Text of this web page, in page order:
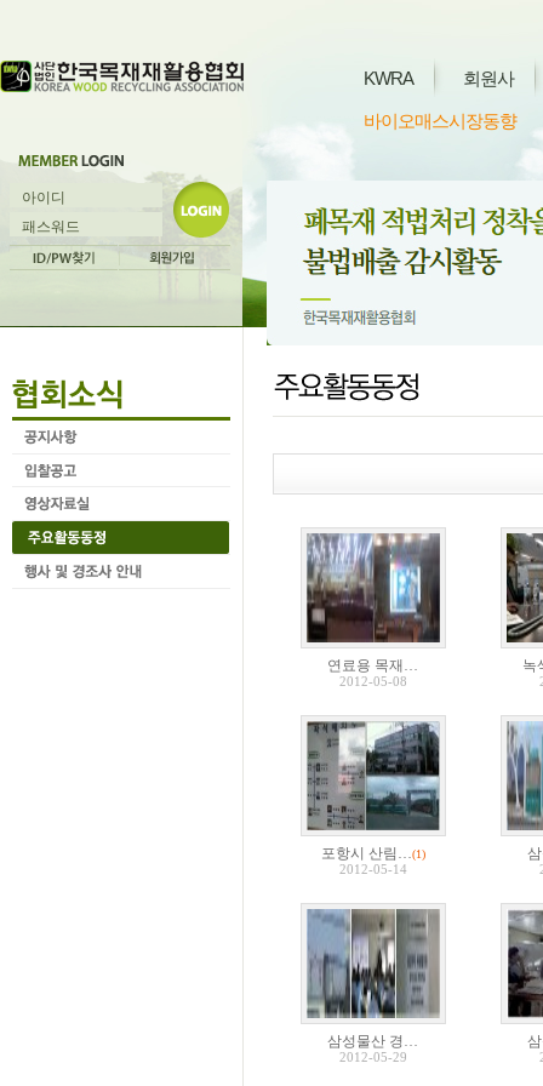
KWRA 회원사
바이오매스시장동향
연료용 목재…
2012-05-08
녹
포항시 산림…(1)
2012-05-14
삼성물산 경…
2012-05-29